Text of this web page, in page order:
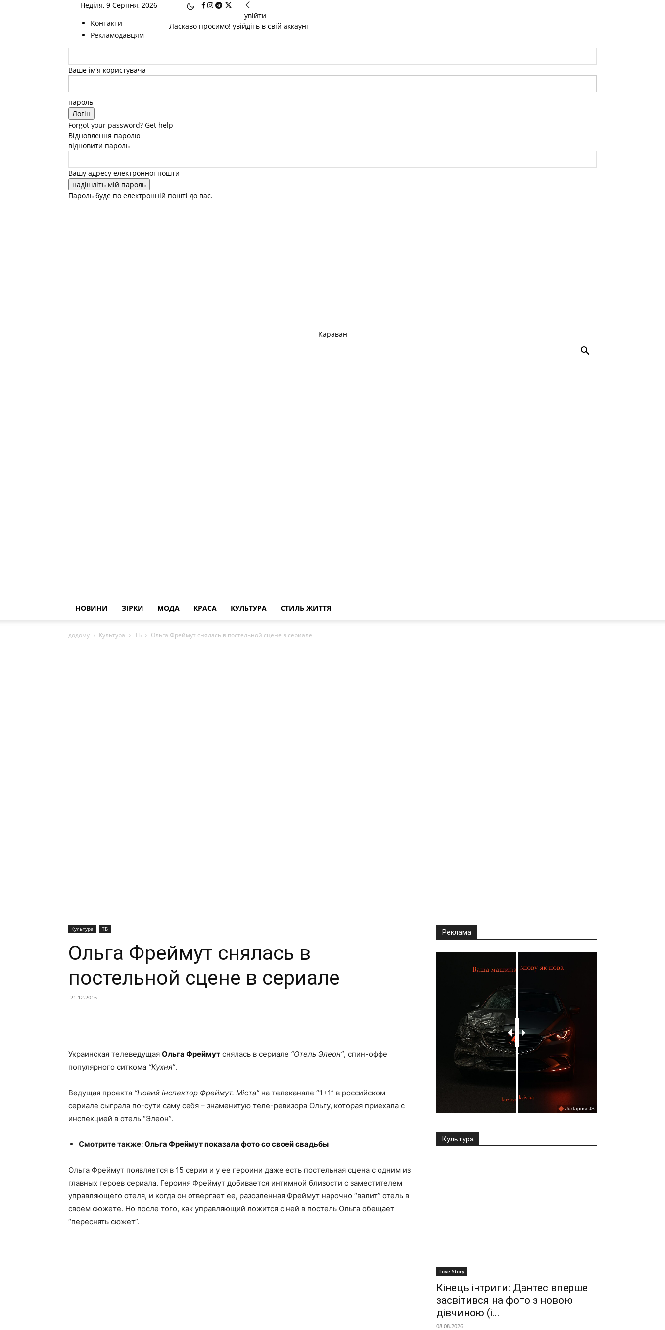
Неділя, 9 Серпня, 2026
Контакти
Рекламодавцям
увійти
Ласкаво просимо! увійдіть в свій аккаунт
Ваше ім'я користувача
пароль
Forgot your password? Get help
Відновлення паролю
відновити пароль
Вашу адресу електронної пошти
Пароль буде по електронній пошті до вас.
Караван
НОВИНИ ЗІРКИ МОДА КРАСА КУЛЬТУРА СТИЛЬ ЖИТТЯ
додому Культура ТБ Ольга Фреймут снялась в постельной сцене в сериале
Культура ТБ
Ольга Фреймут снялась в
постельной сцене в сериале
21.12.2016
Украинская телеведущая Ольга Фреймут снялась в сериале “Отель Элеон”, спин-оффе
популярного ситкома “Кухня”.
Ведущая проекта “Новий інспектор Фреймут. Міста” на телеканале “1+1” в российском
сериале сыграла по-сути саму себя – знаменитую теле-ревизора Ольгу, которая приехала с
инспекцией в отель “Элеон”.
Смотрите также:Ольга Фреймут показала фото со своей свадьбы
Ольга Фреймут появляется в 15 серии и у ее героини даже есть постельная сцена с одним из
главных героев сериала. Героиня Фреймут добивается интимной близости с заместителем
управляющего отеля, и когда он отвергает ее, разозленная Фреймут нарочно “валит” отель в
своем сюжете. Но после того, как управляющий ложится с ней в постель Ольга обещает
“переснять сюжет”.
Реклама
Культура
Love Story
Кінець інтриги: Дантес вперше
засвітився на фото з новою
дівчиною (і...
08.08.2026